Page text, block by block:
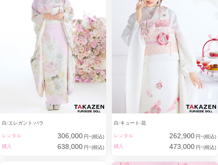
白 エレガント バラ
レンタル 306,000 円~(税込)
購入
638,000 円~(税込)
白 キュート 花
レンタル 262,900 円~(税込)
購入
473,000 円~(税込)